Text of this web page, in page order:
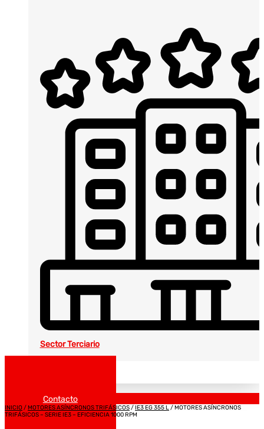
Sector Terciario
Contacto
INICIO/MOTORES ASÍNCRONOS TRIFÁSICOS/IE3 EG 355 L/ MOTORES ASÍNCRONOS
TRIFÁSICOS – SERIE IE3 – EFICIENCIA 1000 RPM